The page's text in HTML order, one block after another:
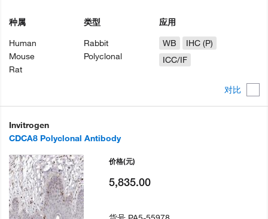
对比
种属
Human
Mouse
Rat
类型
Rabbit
Polyclonal
应用
WB
IHC (P)
ICC/IF
Invitrogen
CDCA8 Polyclonal Antibody
价格(元)
5,835.00